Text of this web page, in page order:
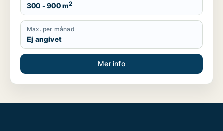
300 - 900 m2
Max. per månad
Ej angivet
Mer info